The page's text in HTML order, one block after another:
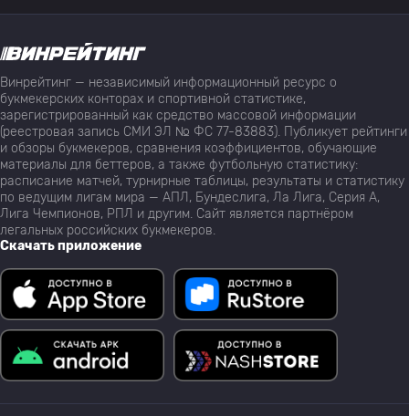
Винрейтинг — независимый информационный ресурс о
букмекерских конторах и спортивной статистике,
зарегистрированный как средство массовой информации
(реестровая запись СМИ ЭЛ № ФС 77-83883). Публикует рейтинги
и обзоры букмекеров, сравнения коэффициентов, обучающие
материалы для беттеров, а также футбольную статистику:
расписание матчей, турнирные таблицы, результаты и статистику
по ведущим лигам мира — АПЛ, Бундеслига, Ла Лига, Серия А,
Лига Чемпионов, РПЛ и другим. Сайт является партнёром
легальных российских букмекеров.
Скачать приложение